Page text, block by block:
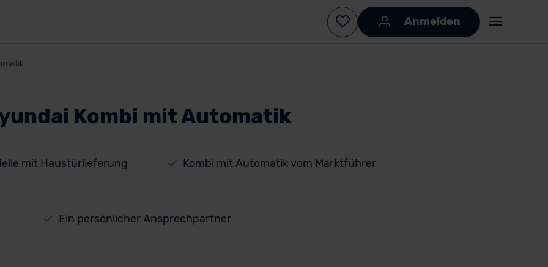
Anmelden
Kombi mit Automatik
mit Haustürlieferung Kombi mit Automatik vom Marktführer
Ein persönlicher Ansprechpartner